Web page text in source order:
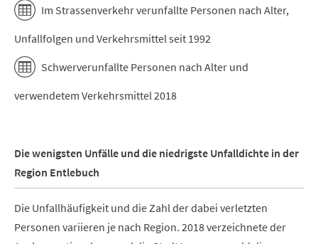
Im Strassenverkehr verunfallte Personen nach Alter,
Unfallfolgen und Verkehrsmittel seit 1992
Schwerverunfallte Personen nach Alter und
verwendetem Verkehrsmittel 2018
Die wenigsten Unfälle und die niedrigste Unfalldichte in der
Region Entlebuch
Die Unfallhäufigkeit und die Zahl der dabei verletzten
Personen variieren je nach Region. 2018 verzeichnete der